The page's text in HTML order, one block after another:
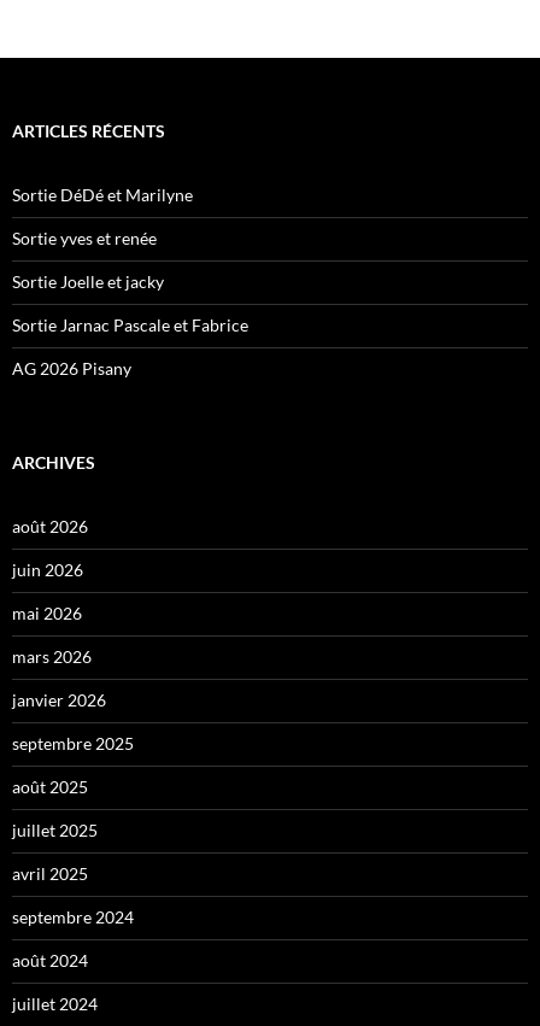
ARTICLES RÉCENTS
Sortie DéDé et Marilyne
Sortie yves et renée
Sortie Joelle et jacky
Sortie Jarnac Pascale et Fabrice
AG 2026 Pisany
ARCHIVES
août 2026
juin 2026
mai 2026
mars 2026
janvier 2026
septembre 2025
août 2025
juillet 2025
avril 2025
septembre 2024
août 2024
juillet 2024